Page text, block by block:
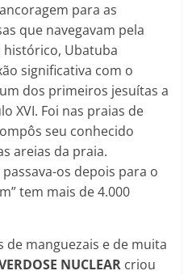
para as
que navegavam pela
histórico, Ubatuba
significativa com o
dos primeiros jesuítas a
XVI. Foi nas praias de
seu conhecido
areias da praia.
os depois para o
tem mais de 4.000
de manguezais e de muita
NUCLEAR criou